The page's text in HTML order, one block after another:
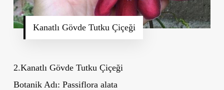
Kanatlı Gövde Tutku Çiçeği
2.Kanatlı Gövde Tutku Çiçeği
Botanik Adı: Passiflora alata